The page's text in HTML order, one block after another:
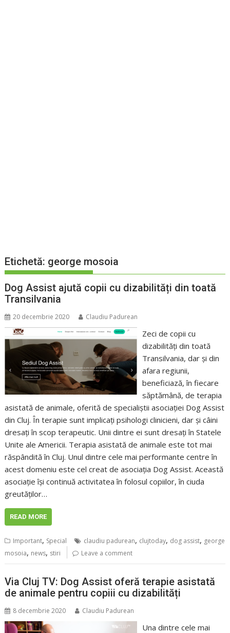
Etichetă: george mosoia
Dog Assist ajută copii cu dizabilități din toată
Transilvania
20 decembrie 2020 Claudiu Padurean
Zeci de copii cu
dizabilități din toată
Transilvania, dar și din
afara regiunii,
beneficiază, în fiecare
săptămână, de terapia
asistată de animale, oferită de specialiștii asociației Dog Assist
din Cluj. În terapie sunt implicați psihologi clinicieni, dar și câini
dresați în scop terapeutic. Unii dintre ei sunt dresați în Statele
Unite ale Americii. Terapia asistată de animale este tot mai
răspândită în Cluj. Unul dintre cele mai performante centre în
acest domeniu este cel creat de asociația Dog Assist. Această
asociație își continuă activitatea în folosul copiilor, în ciuda
greutăților…
READ MORE
Important, Special claudiu padurean, clujtoday, dog assist, george
mosoia, news, stiri Leave a comment
Via Cluj TV: Dog Assist oferă terapie asistată
de animale pentru copiii cu dizabilități
8 decembrie 2020 Claudiu Padurean
Una dintre cele mai